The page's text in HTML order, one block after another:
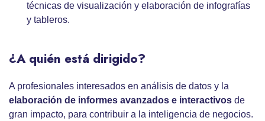
técnicas de visualización y elaboración de infografías
y tableros.
¿A quién está dirigido?
A profesionales interesados en análisis de datos y la
elaboración de informes avanzados e interactivos de
gran impacto, para contribuir a la inteligencia de negocios.